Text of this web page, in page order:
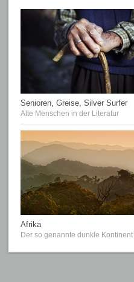
Senioren, Greise, Silver Surfer
Alte Menschen in der Literatur
Afrika
Der so genannte dunkle Kontinent